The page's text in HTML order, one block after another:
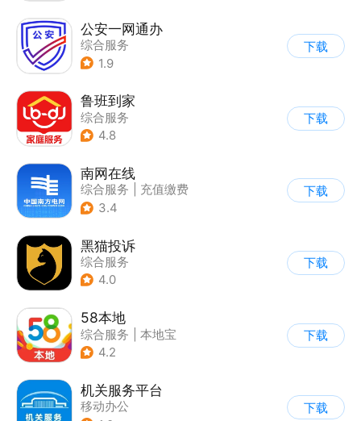
公安一网通办
综合服务
| 业务咨询办理
1.9
下载
鲁班到家
综合服务
4.8
下载
南网在线
综合服务
充值缴费
3.4
下载
黑猫投诉
综合服务
4.0
下载
58本地
综合服务
本地宝
4.2
下载
机关服务平台
移动办公
下载